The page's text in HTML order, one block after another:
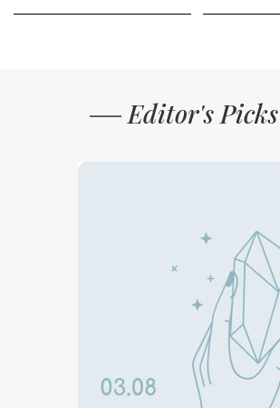
Editor's Picks